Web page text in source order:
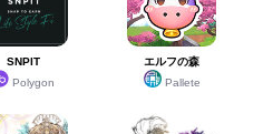
SNPIT
Polygon
エルフの森
Pallete